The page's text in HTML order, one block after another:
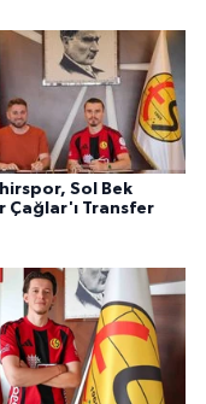
Sol Bek
Çağlar'ı Transfer